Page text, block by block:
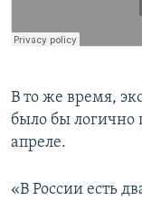
В то же время,
было бы логично
апреле.
«В России есть